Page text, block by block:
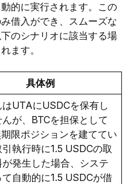
的に実行されます。この
借入ができ、スムーズな
のシナリオに該当する場
ます。
具体例
はUTAにUSDCを保有し
が、BTCを担保として
限ポジションを建ててい
引執行時に1.5 USDCの取
発生した場合、システ
自動的に1.5 USDCが借